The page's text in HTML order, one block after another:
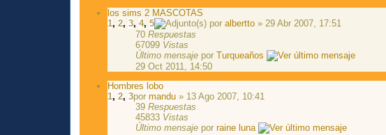
los sims 2 MASCOTAS
1,2,3,4,5 poralbertto » 29 Abr 2007, 17:51
70Respuestas
67099 Vistas
Último mensaje porTurqueaños
29 Oct 2011, 14:50
Hombres lobo
1,2,3pormandu » 13 Ago 2007, 10:41
39Respuestas
45833 Vistas
Último mensaje porraine luna